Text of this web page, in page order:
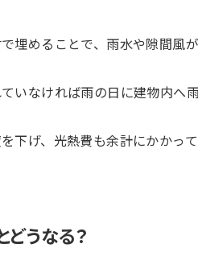
埋めることで、雨水や隙間風
いなければ雨の日に建物内へ
下げ、光熱費も余計にかかって
うなる？